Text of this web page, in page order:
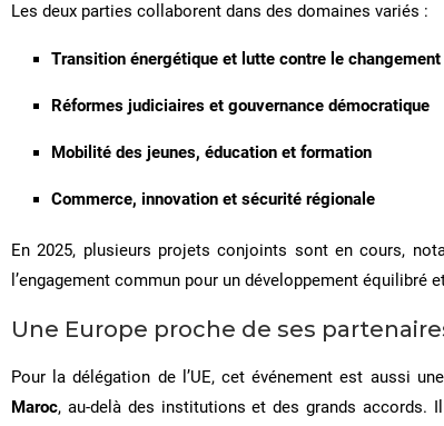
Les deux parties collaborent dans des domaines variés :
Transition énergétique et lutte contre le
Réformes judiciaires et gouvernance démocratique
Mobilité des jeunes, éducation et formation
Commerce, innovation et sécurité régionale
En 2025, plusieurs projets conjoints sont en cours,
l’engagement commun pour un développement équilibré
Une Europe proche de ses
Pour la délégation de l’UE, cet événement est aussi une
Maroc, au-delà des institutions et des grands accords.